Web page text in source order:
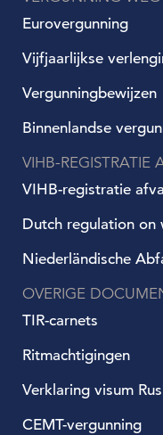
Eurovergunning
Vijfjaarlijkse
Vergunningbewijzen
Binnenlandse
VIHB-REGISTRATIE
VIHB-registratie afval
Dutch regulation on
Niederländische
OVERIGE
TIR-carnets
Ritmachtigingen
Verklaring visum
CEMT-vergunning